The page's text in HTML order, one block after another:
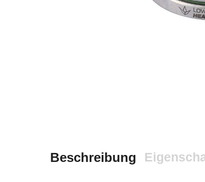
Beschreibung